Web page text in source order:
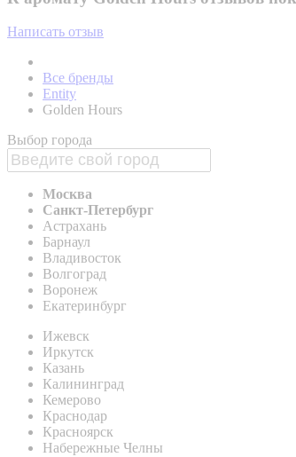
Написать отзыв
Все бренды
Entity
Golden Hours
Выбор города
Москва
Санкт-Петербург
Астрахань
Барнаул
Владивосток
Волгоград
Воронеж
Екатеринбург
Ижевск
Иркутск
Казань
Калининград
Кемерово
Краснодар
Красноярск
Набережные Челны